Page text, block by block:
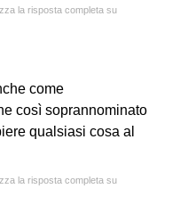
la risposta completa su
come
così soprannominato
qualsiasi cosa al
la risposta completa su